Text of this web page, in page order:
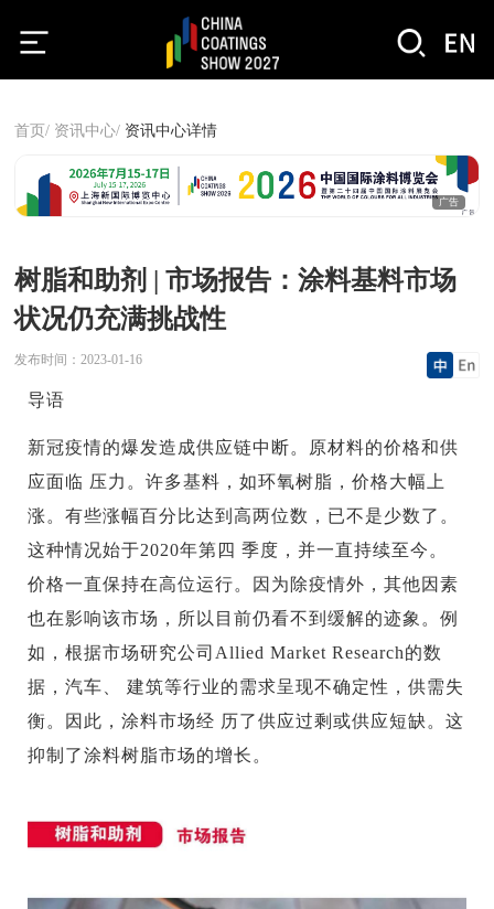
首页/ 资讯中心/ 资讯中心详情
广告
树脂和助剂 | 市场报告：涂料基料市场
状况仍充满挑战性
发布时间： 2023-01-16
导语
新冠疫情的爆发造成供应链中断。原材料的价格和供
应面临 压力。许多基料，如环氧树脂，价格大幅上
涨。有些涨幅百分比达到高两位数，已不是少数了。
这种情况始于2020年第四 季度，并一直持续至今。
价格一直保持在高位运行。因为除疫情外，其他因素
也在影响该市场，所以目前仍看不到缓解的迹象。例
如，根据市场研究公司Allied Market Research的数
据，汽车、 建筑等行业的需求呈现不确定性，供需失
衡。因此，涂料市场经 历了供应过剩或供应短缺。这
抑制了涂料树脂市场的增长。